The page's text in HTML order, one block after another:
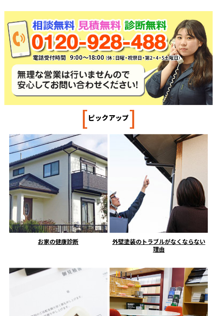
[ピックアップ]
お家の健康診断
外壁塗装のトラブルがなくならない
理由